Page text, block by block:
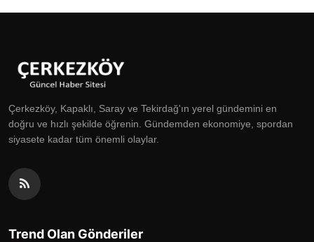
Çerkezköy, Kapaklı, Saray ve Tekirdağ'ın yerel gündemini en
doğru ve hızlı şekilde öğrenin. Gündemden ekonomiye, spordan
siyasete kadar tüm önemli olaylar.
Trend Olan Gönderiler